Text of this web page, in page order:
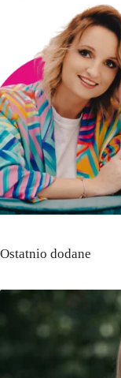
Ostatnio dodane